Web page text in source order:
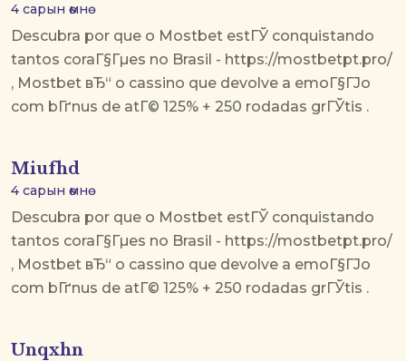
4 сарын өмнө
Descubra por que o Mostbet estГЎ conquistando
tantos coraГ§Гµes no Brasil - https://mostbetpt.pro/
, Mostbet вЂ“ o cassino que devolve a emoГ§ГЈo
com bГґnus de atГ© 125% + 250 rodadas grГЎtis .
Miufhd
4 сарын өмнө
Descubra por que o Mostbet estГЎ conquistando
tantos coraГ§Гµes no Brasil - https://mostbetpt.pro/
, Mostbet вЂ“ o cassino que devolve a emoГ§ГЈo
com bГґnus de atГ© 125% + 250 rodadas grГЎtis .
Unqxhn